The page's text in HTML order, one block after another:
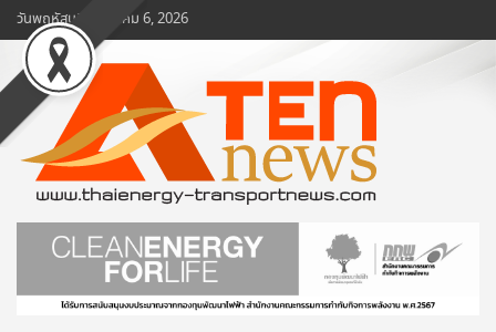
Skip
to
content
วันพฤหัสบดี, สิงหาคม 6, 2026
www.ten-news.com
ข่าวพลังงานและคมนาคม